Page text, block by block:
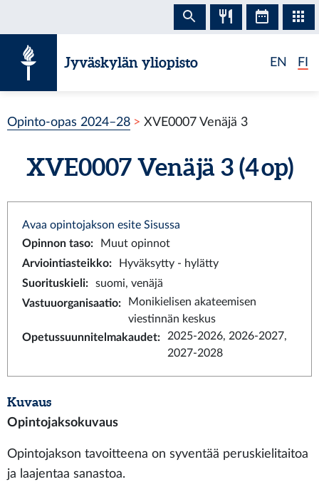
Jyväskylän yliopisto EN FI
Opinto-opas 2024–28 XVE0007 Venäjä 3
XVE0007 Venäjä 3 (4 op)
Avaa opintojakson esite Sisussa
Opinnon taso:
Muut opinnot
Arviointiasteikko:
Hyväksytty - hylätty
Suorituskieli:
suomi, venäjä
Vastuuorganisaatio:
Monikielisen akateemisen
viestinnän keskus
Opetussuunnitelmakaudet:
2025-2026, 2026-2027,
2027-2028
Kuvaus
Opintojaksokuvaus
Opintojakson tavoitteena on syventää peruskielitaitoa
ja laajentaa sanastoa.